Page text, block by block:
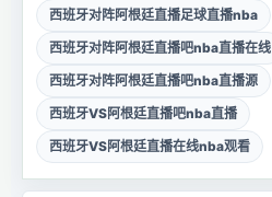
西班牙对阵阿根廷直播足球直播nba
西班牙对阵阿根廷直播吧nba直播在线
西班牙对阵阿根廷直播吧nba直播源
西班牙VS阿根廷直播吧nba直播
西班牙VS阿根廷直播在线nba观看